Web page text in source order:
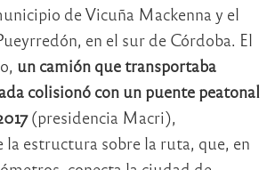
de Vicuña Mackenna y el
en el sur de Córdoba. El
un camión que transportaba
colisionó con un puente peatonal
(presidencia Macri),
la estructura sobre la ruta, que, en